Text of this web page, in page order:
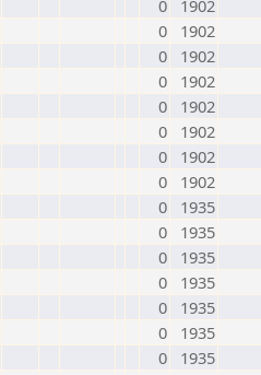
0
1902
0
1902
0
1902
0
1902
0
1902
0
1902
0
1902
0
1902
0
1935
0
1935
0
1935
0
1935
0
1935
0
1935
0
1935